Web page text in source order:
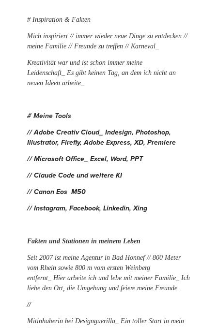
# Inspiration & Fakten
Mich inspiriert // immer wieder neue Dinge zu entdecken //
meine Familie // Freunde zu treffen // Karneval_
Kreativität war und ist schon immer meine
Leidenschaft_ Es gibt keinen Tag, an dem ich nicht an
neuen Ideen arbeite_
# Meine Tools
// Adobe Creativ Cloud_ Indesign, Photoshop,
Illustrator, Firefly, Adobe Express, XD, Premiere
// Microsoft Office_ Excel, Word, PPT
// Claude Code und weitere KI
// Canon Eos M50
// Instagram, Facebook, Linkedin, Xing
Fakten und Stationen in meinem Leben
Seit 2007 ist meine Agentur in Bad Honnef // 800 Meter
vom Rhein sowie 800 m vom ersten Weinberg
entfernt_ Hier arbeite ich und lebe mit meiner Familie_ Ich
liebe den Ort, die Umgebung und feiere meine Freunde_
//
Mitinhaberin bei Designguerilla_ Ein toller Start in mein